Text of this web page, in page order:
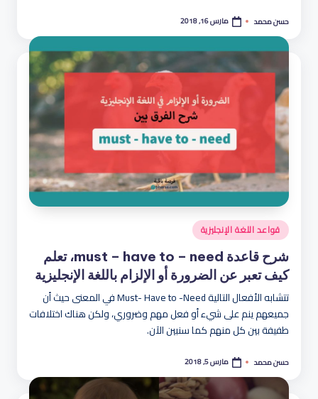
تمّ
النشر
بواسطة
حسن محمد مارس 16, 2018
نُشر
في
قواعد اللغة الإنجليزية
شرح قاعدة must – have to – need، تعلم
كيف تعبر عن الضرورة أو الإلزام باللغة الإنجليزية
تتشابه الأفعال التالية Must- Have to -Need في المعنى حيث أن
جميعهم ينم على شيء أو فعل مهم وضروري، ولكن هناك اختلافات
طفيفة بين كل منهم كما سنبين الآن.
تمّ
النشر
بواسطة
حسن محمد مارس 5, 2018